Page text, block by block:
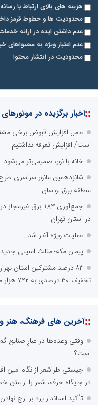
هزینه های بالای ارتباط با
محدودیت ها و خطوط قرمز
عدم داشتن ایده در ارائه
عدم اعتبار ویژه به محتواهای
محدودیت در انتشار محتوا
::اخبار برگزیده در
عامل افزایش قبوض برخی
است/ افزایش تعرفه نداشتیم
خانه با نور، صمیمی‌تر می‌شود
شانزدهمین مانور سراسری
منطقه برق لواسان
جمع‌آوری 183 برق
در استان تهران
عملیات ویژه آغاز شد...
پیمان مکه؛ مثلث امنیتی
۸۳ درصد مشترکین استان
تخفیف ۳۰ درصدی به ۷۲۲ هزار مشترک تهرانی
::آخرین های فرهنگ، هنر و
وقتی وعده‌ها در غبارِ صنایع
است؟
چیستی طراشعر از نگاه امین
در جایگاه حرف، شعر را از متن
تأکید استاندار یزد بر ارج